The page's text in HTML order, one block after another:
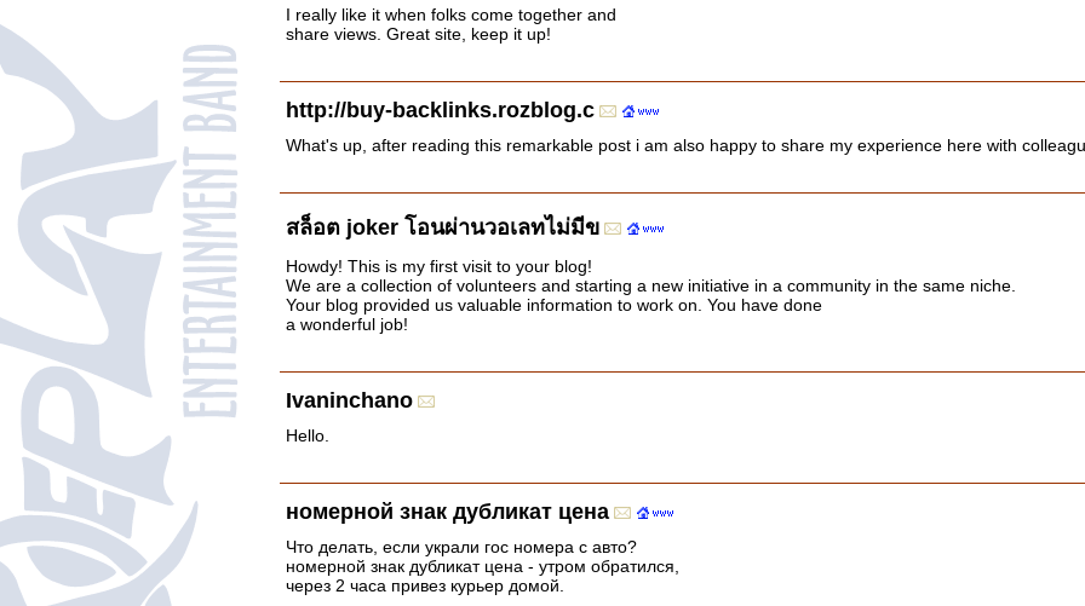
I really like it when folks come together and
share views. Great site, keep it up!
http://buy-backlinks.rozblog.c
What's up, after reading this remarkable post i am also happy to share my experience here with
สล็อต joker โอนผ่านวอเลทไม่มีข
Howdy! This is my first visit to your blog!
We are a collection of volunteers and starting a new initiative in a community in the same niche.
Your blog provided us valuable information to work on. You have done
a wonderful job!
Ivaninchano
Hello.
номерной знак дубликат цена
Что делать, если украли гос номера с авто?
номерной знак дубликат цена - утром обратился,
через 2 часа привез курьер домой.